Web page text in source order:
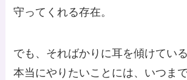
守ってくれる存在。
でも、そればかりに耳を傾けている
本当にやりたいことには、いつま